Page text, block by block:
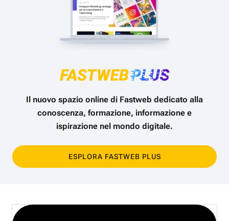
Il nuovo spazio online di Fastweb dedicato alla
conoscenza, formazione, informazione e
ispirazione nel mondo digitale.
ESPLORA FASTWEB PLUS